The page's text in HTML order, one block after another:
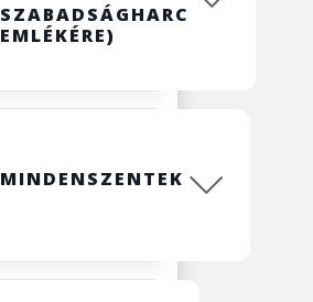
SZABADSÁGHARC
EMLÉKÉRE)
MINDENSZENTEK